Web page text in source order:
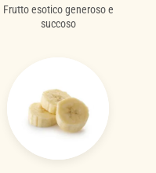
Frutto esotico generoso e
succoso